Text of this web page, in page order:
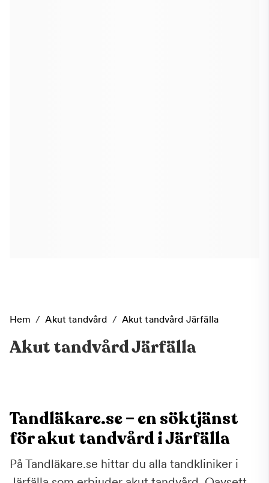
Hem / Akut tandvård / Akut tandvård Järfälla
Akut tandvård Järfälla
Tandläkare.se – en söktjänst
för akut tandvård i Järfälla
På Tandläkare.se hittar du alla tandkliniker i